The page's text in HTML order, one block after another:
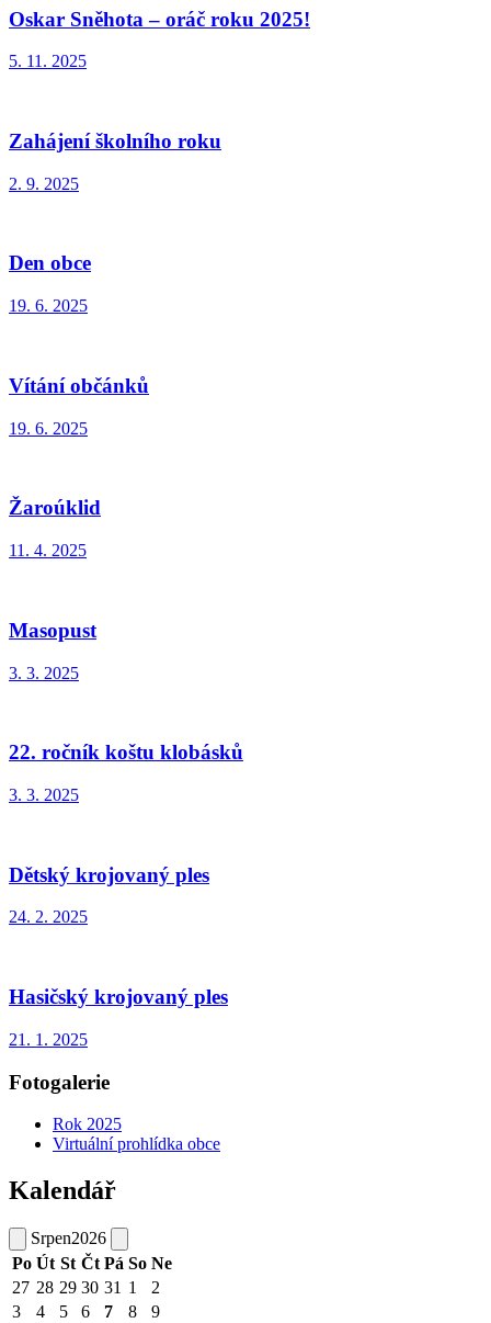
Oskar Sněhota – oráč roku 2025!
5. 11. 2025
Zahájení školního roku
2. 9. 2025
Den obce
19. 6. 2025
Vítání občánků
19. 6. 2025
Žaroúklid
11. 4. 2025
Masopust
3. 3. 2025
22. ročník koštu klobásků
3. 3. 2025
Dětský krojovaný ples
24. 2. 2025
Hasičský krojovaný ples
21. 1. 2025
Fotogalerie
Rok 2025
Virtuální prohlídka obce
Kalendář
Srpen2026
Po Út St Čt Pá So Ne
27 28 29 30 31 1
2
3
4 5 6 7 8
9